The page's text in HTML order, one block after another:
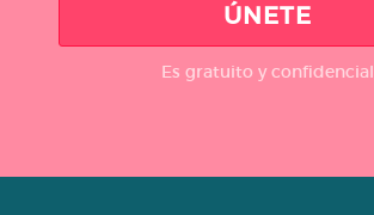
ÚNETE
Es gratuito y confidencial